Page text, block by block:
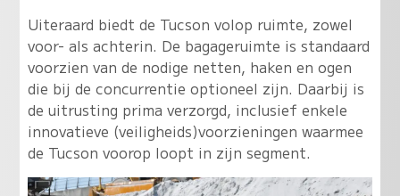
Uiteraard biedt de Tucson volop ruimte, zowel
voor- als achterin. De bagageruimte is standaard
voorzien van de nodige netten, haken en ogen
die bij de concurrentie optioneel zijn. Daarbij is
de uitrusting prima verzorgd, inclusief enkele
innovatieve (veiligheids)voorzieningen waarmee
de Tucson voorop loopt in zijn segment.